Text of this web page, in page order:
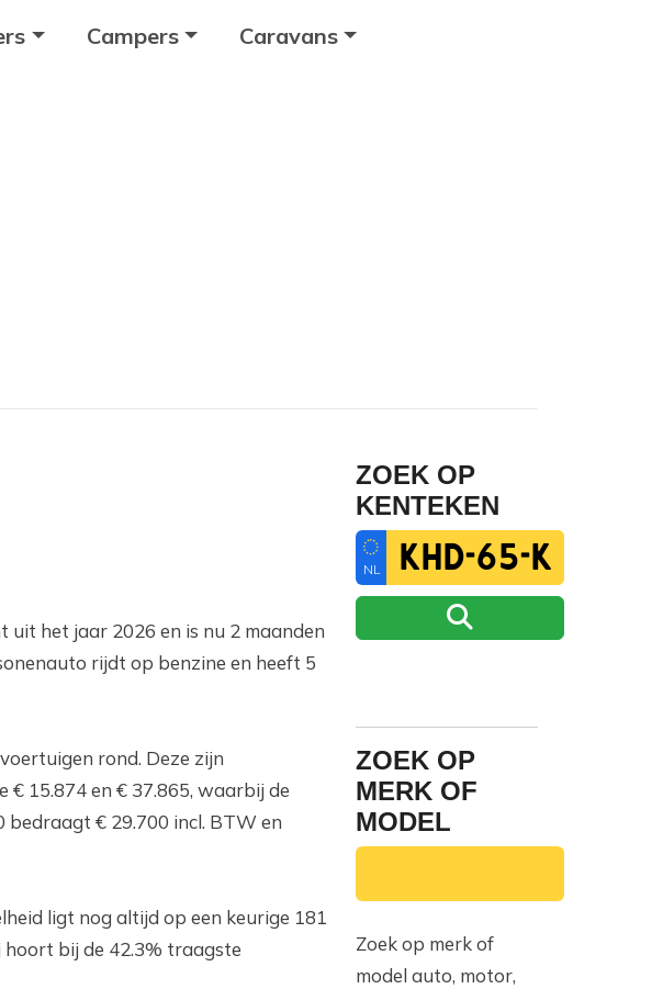
Campers Caravans
het jaar 2026 en is nu 2 maanden
rijdt op benzine en heeft 5
rond. Deze zijn
15.874 en € 37.865, waarbij de
€ 29.700 incl. BTW en
ligt nog altijd op een keurige 181
hoort bij de 42.3% traagste
ZOEK OP
KENTEKEN
NL
ZOEK OP
MERK OF
MODEL
Zoek op merk of
model auto, motor,